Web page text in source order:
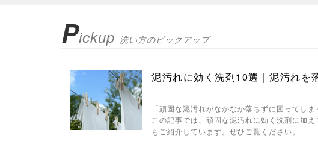
Pickup 洗い方のピックアップ
泥汚れに効く洗剤10選｜泥汚れを
「頑固な泥汚れがなかなか落ちずに困ってし
この記事では、頑固な泥汚れに効く洗剤に加
もご紹介しています。ぜひご覧ください。